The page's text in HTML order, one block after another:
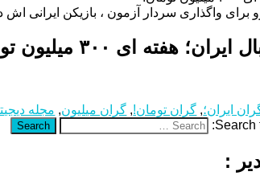
ای ۳۰۰ میلیون تومان!
ایران؛, گران تومان!, گران میلیون, مجله
Search
Search
: